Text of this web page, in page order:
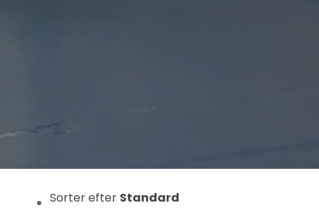
Sorter efter Standard
For at vi kan
hjemmesidens